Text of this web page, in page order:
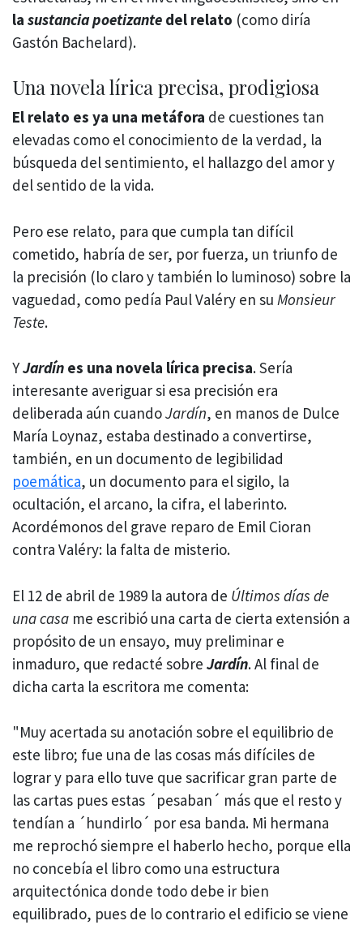
la sustancia poetizante del relato (como diría
Gastón Bachelard).
Una novela lírica precisa, prodigiosa
El relato es ya una metáfora de cuestiones tan
elevadas como el conocimiento de la verdad, la
búsqueda del sentimiento, el hallazgo del amor y
del sentido de la vida.
Pero ese relato, para que cumpla tan difícil
cometido, habría de ser, por fuerza, un triunfo de
la precisión (lo claro y también lo luminoso) sobre la
vaguedad, como pedía Paul Valéry en su Monsieur
Teste.
YJardín es una novela lírica precisa. Sería
interesante averiguar si esa precisión era
deliberada aún cuandoJardín, en manos de Dulce
María Loynaz, estaba destinado a convertirse,
también, en un documento de legibilidad
poemática, un documento para el sigilo, la
ocultación, el arcano, la cifra, el laberinto.
Acordémonos del grave reparo de Emil Cioran
contra Valéry: la falta de misterio.
El 12 de abril de 1989 la autora de Últimos días de
una casa me escribió una carta de cierta extensión a
propósito de un ensayo, muy preliminar e
inmaduro, que redacté sobre Jardín. Al final de
dicha carta la escritora me comenta:
"Muy acertada su anotación sobre el equilibrio de
este libro; fue una de las cosas más difíciles de
lograr y para ello tuve que sacrificar gran parte de
las cartas pues estas ´pesaban´ más que el resto y
tendían a ´hundirlo´ por esa banda. Mi hermana
me reprochó siempre el haberlo hecho, porque ella
no concebía el libro como una estructura
arquitectónica donde todo debe ir bien
equilibrado, pues de lo contrario el edificio se viene